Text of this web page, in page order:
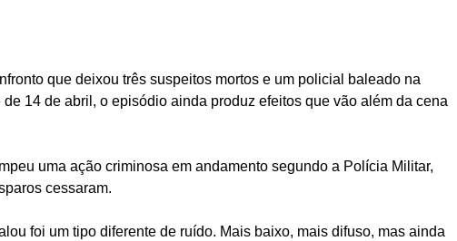
que deixou três suspeitos mortos e um policial baleado na
14 de abril, o episódio ainda produz efeitos que vão além da cena
uma ação criminosa em andamento segundo a Polícia Militar,
cessaram.
foi um tipo diferente de ruído. Mais baixo, mais difuso, mas ainda